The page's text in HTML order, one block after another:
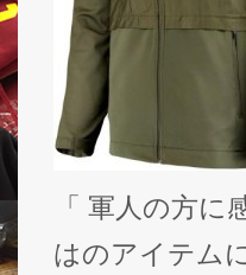
「 軍人の方
はのアイテム